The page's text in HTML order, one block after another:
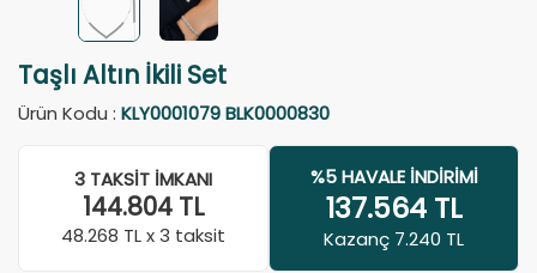
Taşlı Altın İkili Set
Ürün Kodu : KLY0001079 BLK0000830
3 TAKSIT İMKANI
144.804TL
48.268 TL x 3 taksit
%5 HAVALE İNDIRIMI
137.564 TL
Kazanç 7.240 TL